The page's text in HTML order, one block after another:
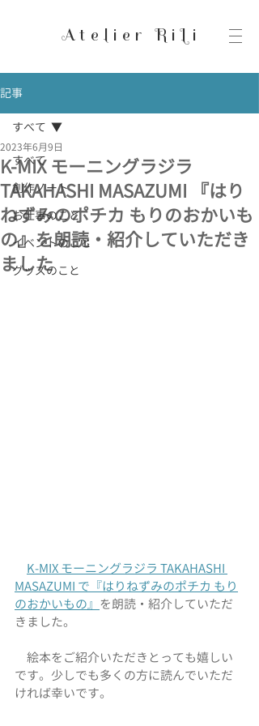
Atelier RiLi
記事
すべて
創作ノート
お仕事のこと
イベントのこと
グッズのこと
すべて
K-MIX モーニングラジラ
TAKAHASHI MASAZUMI 『はり
ねずみのポチカ もりのおかいも
の』を朗読・紹介していただき
ました
2023年6月9日
K-MIX モーニングラジラ TAKAHASHI
MASAZUMI で『はりねずみのポチカ もり
のおかいもの』 を朗読・紹介していただ
きました。
絵本をご紹介いただきとっても嬉しい
です。少しでも多くの方に読んでいただ
ければ幸いです。